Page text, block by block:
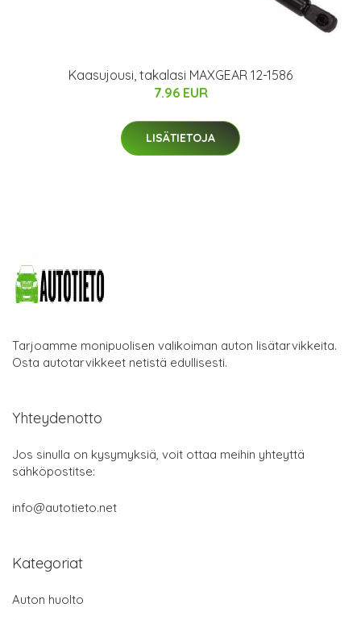
Kaasujousi, takalasi MAXGEAR 12-1586
7.96 EUR
LISÄTIETOJA
Tarjoamme monipuolisen valikoiman auton lisätarvikkeita.
Osta autotarvikkeet netistä edullisesti.
Yhteydenotto
Jos sinulla on kysymyksiä, voit ottaa meihin yhteyttä
sähköpostitse:
info@autotieto.net
Kategoriat
Auton huolto